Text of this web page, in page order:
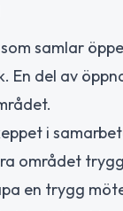
samlar
En del av
i
området
en trygg